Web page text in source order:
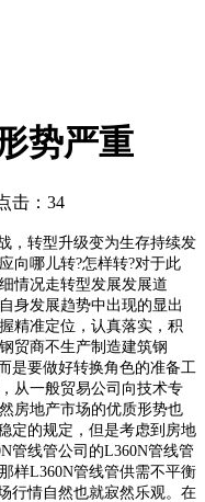
势严重
击： 34
，转型升级变为生存持续发
向哪儿转?怎样转?对于此
情况走转型发展发展道
身发展趋势中出现的显出
精准定位，认真落实，积
贸商不生产制造建筑钢
是要做好转换角色的准备工
从一般贸易公司向技术专
房地产市场的优质形势也
定的规定，但是考虑到房地
管线管公司的L360N管线管
样L360N管线管供需不平衡
行情自然也就寂然乐观。在